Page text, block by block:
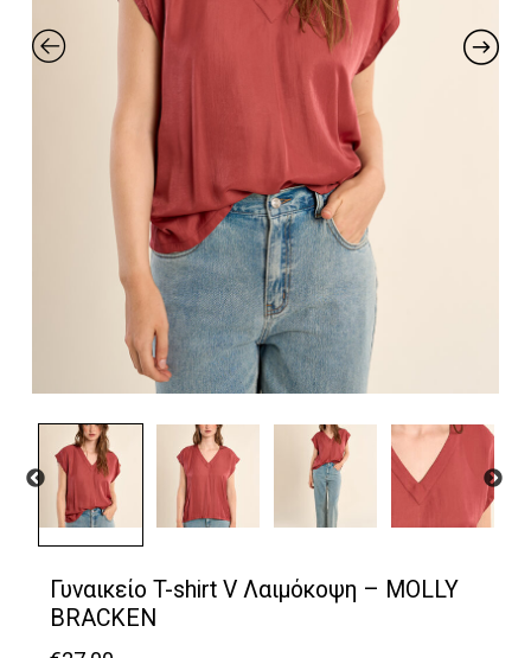
Γυναικείο T-shirt V Λαιμόκοψη – MOLLY
BRACKEN